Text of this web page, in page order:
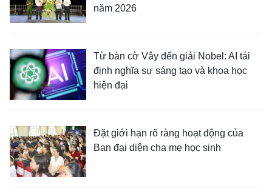
năm 2026
Từ bàn cờ Vây đến giải Nobel: AI tái
định nghĩa sự sáng tạo và khoa học
hiện đại
Đặt giới hạn rõ ràng hoạt động của
Ban đại diện cha mẹ học sinh